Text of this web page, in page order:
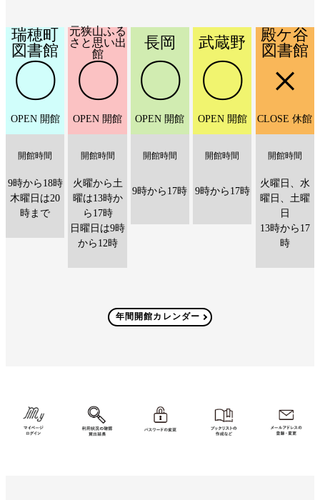
瑞穂町
図書館
〇
OPEN 開館
開館時間
9時から18時
木曜日は20
時まで
元狭山ふる
さと思い出
館
〇
OPEN 開館
開館時間
火曜から土
曜は13時か
ら17時
日曜日は9時
から12時
長岡
〇
OPEN 開館
開館時間
9時から17時
武蔵野
〇
OPEN 開館
開館時間
9時から17時
殿ケ谷
図書館
×
CLOSE 休館
開館時間
火曜日、水
曜日、土曜
日
13時から17
時
年間開館カレンダー